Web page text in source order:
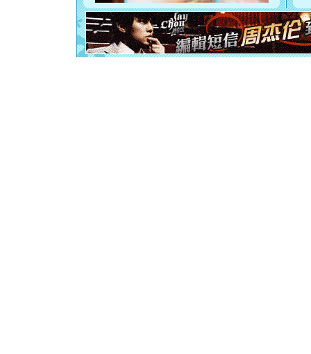
[元旦]如
起；二是
离。水晶
[元旦]当
泣，这痛